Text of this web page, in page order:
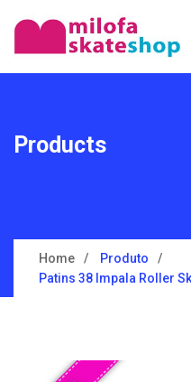
Products
Home
Produto
Patins 38 Impala Roller